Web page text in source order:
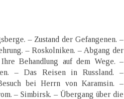
– Zustand der Gefangenen. –
– Roskolniken. – Abgang der
Behandlung auf dem Wege. –
– Das Reisen in Russland. –
bei Herrn von Karamsin. –
– Simbirsk. – Übergang über die